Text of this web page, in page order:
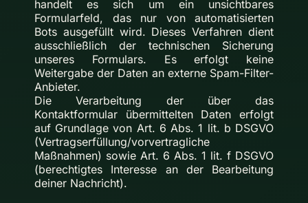
handelt es sich um ein unsichtbares
Formularfeld, das nur von automatisierten
Bots ausgefüllt wird. Dieses Verfahren dient
ausschließlich der technischen Sicherung
unseres Formulars. Es erfolgt keine
Weitergabe der Daten an externe Spam-Filter-
Anbieter.
Die Verarbeitung der über das
Kontaktformular übermittelten Daten erfolgt
auf Grundlage von Art. 6 Abs. 1 lit. b DSGVO
(Vertragserfüllung/vorvertragliche
Maßnahmen) sowie Art. 6 Abs. 1 lit. f DSGVO
(berechtigtes Interesse an der Bearbeitung
deiner Nachricht).